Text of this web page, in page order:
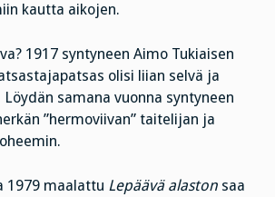
kautta aikojen.
1917 syntyneen Aimo Tukiaisen
olisi liian selvä ja
samana vuonna syntyneen
”hermoviivan” taitelijan ja
1979 maalattu Lepäävä alaston saa